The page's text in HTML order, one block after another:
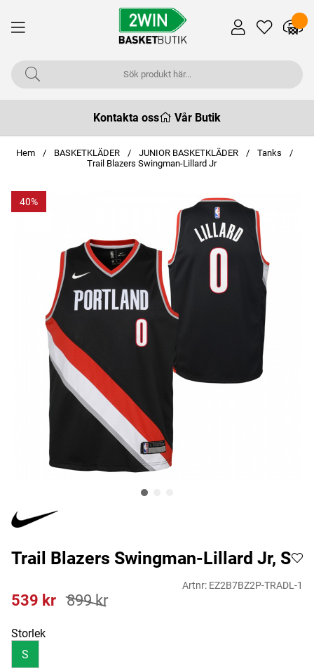
Kontakta oss Vår Butik
Hem BASKETKLÄDER JUNIOR BASKETKLÄDER
Tanks
Trail Blazers Swingman-Lillard Jr
40
Trail Blazers Swingman-Lillard Jr, S
Artnr: EZ2B7BZ2P-TRADL-1
899kr
539 kr
Storlek
S